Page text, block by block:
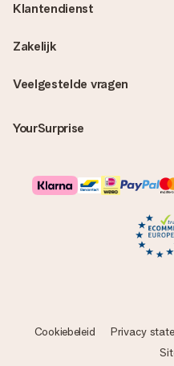
Veelgestelde vragen
YourSurprise
Klantendienst
Zakelijk
Cookiebeleid Privacy